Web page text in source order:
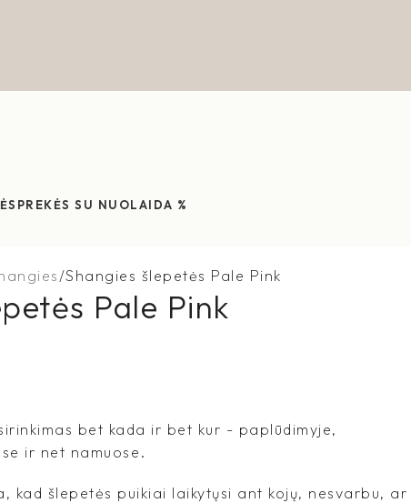
PREKĖS SU NUOLAIDA %
Shangies šlepetės Pale Pink
Pale Pink
bet kada ir bet kur - paplūdimyje,
ir net namuose.
kad šlepetės puikiai laikytųsi ant kojų, nesvarbu, ar